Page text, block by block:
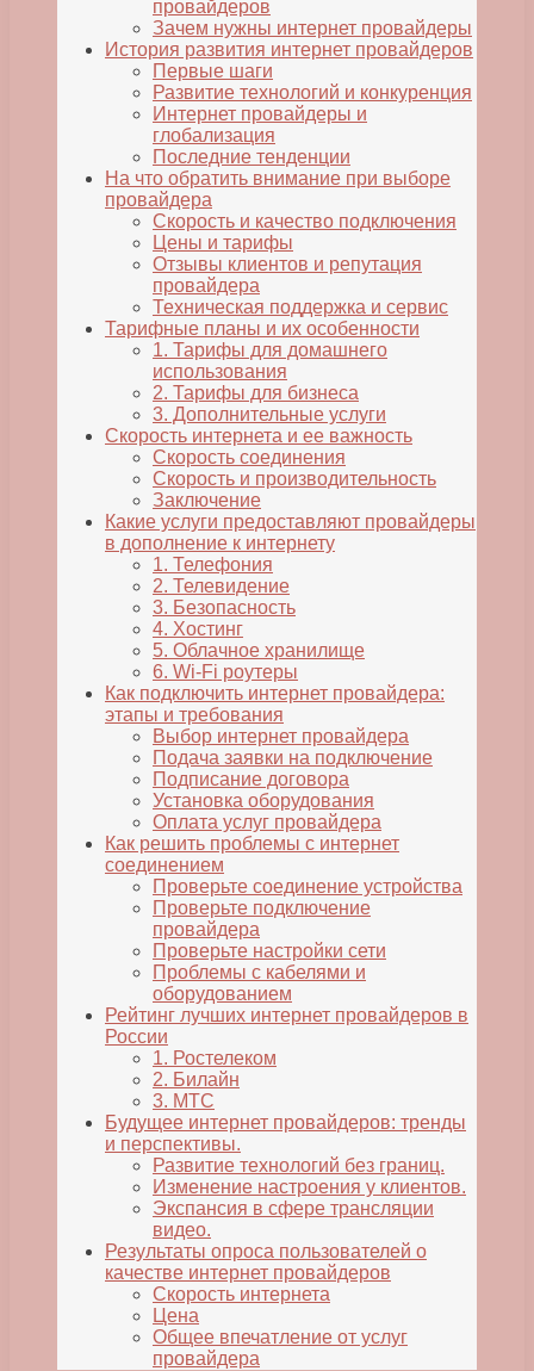
провайдеров
Зачем нужны интернет провайдеры
История развития интернет провайдеров
Первые шаги
Развитие технологий и конкуренция
Интернет провайдеры и
глобализация
Последние тенденции
На что обратить внимание при выборе
провайдера
Скорость и качество подключения
Цены и тарифы
Отзывы клиентов и репутация
провайдера
Техническая поддержка и сервис
Тарифные планы и их особенности
1. Тарифы для домашнего
использования
2. Тарифы для бизнеса
3. Дополнительные услуги
Скорость интернета и ее важность
Скорость соединения
Скорость и производительность
Заключение
Какие услуги предоставляют провайдеры
в дополнение к интернету
1. Телефония
2. Телевидение
3. Безопасность
4. Хостинг
5. Облачное хранилище
6. Wi-Fi роутеры
Как подключить интернет провайдера:
этапы и требования
Выбор интернет провайдера
Подача заявки на подключение
Подписание договора
Установка оборудования
Оплата услуг провайдера
Как решить проблемы с интернет
соединением
Проверьте соединение устройства
Проверьте подключение
провайдера
Проверьте настройки сети
Проблемы с кабелями и
оборудованием
Рейтинг лучших интернет провайдеров в
России
1. Ростелеком
2. Билайн
3. МТС
Будущее интернет провайдеров: тренды
и перспективы.
Развитие технологий без границ.
Изменение настроения у клиентов.
Экспансия в сфере трансляции
видео.
Результаты опроса пользователей о
качестве интернет провайдеров
Скорость интернета
Цена
Общее впечатление от услуг
провайдера